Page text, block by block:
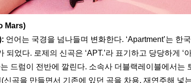
Mars)
언어는 국경을 넘나들며 변화한다. ‘Apartment’는 한
되었다. 로제의 신곡은 ‘APT.’라 표기하고 당당하게 ‘
드럼이 전반에 깔린다. 소속사 더블랙레이블에서는
(신곡을 만들면서 기존에 있던 곡을 차용, 재연주해 넣